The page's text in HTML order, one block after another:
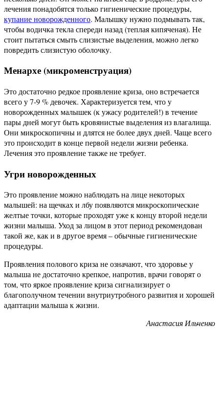
лечения понадобятся только гигиенические процедуры,
купание новорожденного. Малышку нужно подмывать так,
чтобы водичка текла спереди назад (теплая кипяченая). Не
стоит пытаться смыть слизистые выделения, можно легко
повредить слизистую оболочку.
Менархе (микроменструация)
Это достаточно редкое проявление криза, оно встречается
всего у 7-9 % девочек. Характеризуется тем, что у
новорожденных малышек (к ужасу родителей!) в течение
пары дней могут быть кровянистые выделения из влагалища.
Они микроскопичны и длятся не более двух дней. Чаще всего
это происходит в конце первой недели жизни ребенка.
Лечения это проявление также не требует.
Угри новорожденных
Это проявление можно наблюдать на лице некоторых
малышей: на щечках и лбу появляются микроскопические
желтые точки, которые проходят уже к концу второй недели
жизни малыша. Уход за лицом в этот период рекомендован
такой же, как и в другое время – обычные гигиенические
процедуры.
Проявления полового криза не означают, что здоровье у
малыша не достаточно крепкое, напротив, врачи говорят о
том, что яркое проявление криза сигнализирует о
благополучном течении внутриутробного развития и хорошей
адаптации малыша к жизни.
Анастасия Ильченко